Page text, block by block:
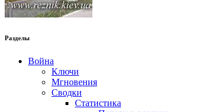
Разделы
Война
Ключи
Мгновения
Сводки
Статистика